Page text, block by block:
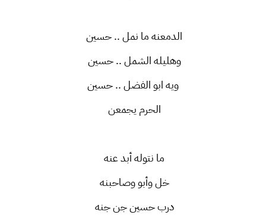
الدمعنه ما نمل .. حسين
وهليله الشمل .. حسين
ويه ابو الفضل .. حسين
الحرم يجمعن
ما نتوله أبد عنه
خل وأبو وصاحبنه
درب حسين جن جنه